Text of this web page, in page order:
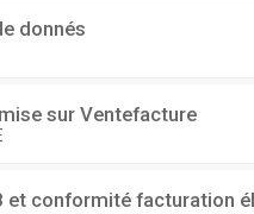
donnés
sur Ventefacture
et conformité facturation